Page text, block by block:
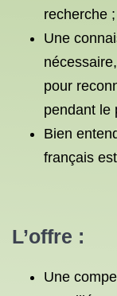
recherche ;
Une
pour
pendant le
Bien
français
L’offre :
Une